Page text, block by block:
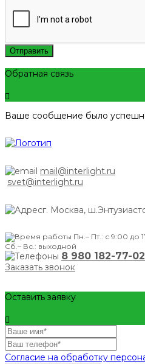
Отправить
Обратная связь
Ваше сообщение было
mail@interlight.ru
svet@interlight.ru
г. Москва,
Пн.– Пт.: с 9:00 до
Сб.– Вс.: выходной
8 980 182-77-02
Заказать звонок
Оставить заявку
Согласие на обработку